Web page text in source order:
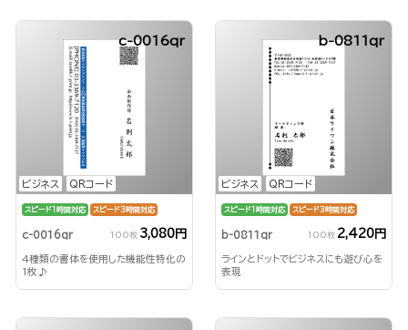
ビジネス QRコード
c-0016qr
スピード1時間対応 スピード3時間対応
c-0016qr 100枚 3,080円
4種類の書体を使用した機能性特化の
1枚♪
ビジネス QRコード
b-0811qr
スピード1時間対応 スピード3時間対応
b-0811qr 100枚 2,420円
ラインとドットでビジネスにも遊び心を
表現